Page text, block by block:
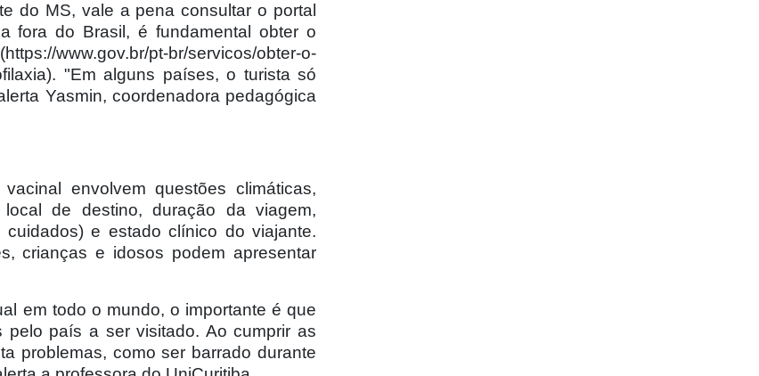
do MS, vale a pena consultar o portal
fora do Brasil, é fundamental obter o
www.gov.br/pt-br/servicos/obter-o-
"Em alguns países, o turista só
Yasmin, coordenadora pedagógica
envolvem questões climáticas,
de destino, duração da viagem,
e estado clínico do viajante.
crianças e idosos podem apresentar
em todo o mundo, o importante é que
país a ser visitado. Ao cumprir as
problemas, como ser barrado durante